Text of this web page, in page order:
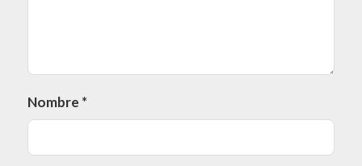
Nombre *